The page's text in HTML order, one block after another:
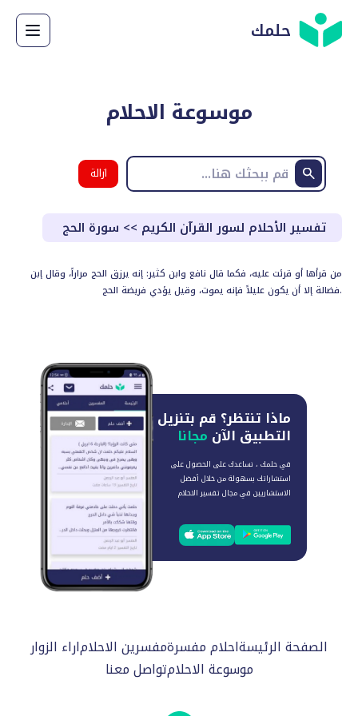
حلمك
موسوعة الاحلام
ازالة
البحث
تفسير الأحلام لسور القرآن الكريم >> سورة الحج
من قرأها أو قرئت عليه، فكما قال نافع وابن كثير: إنه يرزق الحج مراراً، وقال إبن
فضالة إلا أن يكون عليلاً فإنه يموت، وقيل يؤدي فريضة الحج.
ماذا تنتظر؟ قم بتنزيل
التطبيق الآن مجانا
في حلمك ، نساعدك على الحصول على
استشاراتك بسهولة من خلال أفضل
الاستشاريين في مجال تفسير الاحلام
الصفحة الرئيسةاحلام مفسرةمفسرين الاحلاماراء الزوار
موسوعة الاحلامتواصل معنا